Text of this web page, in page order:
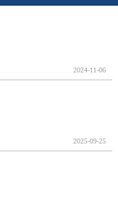
2024-11-06
2025-09-25